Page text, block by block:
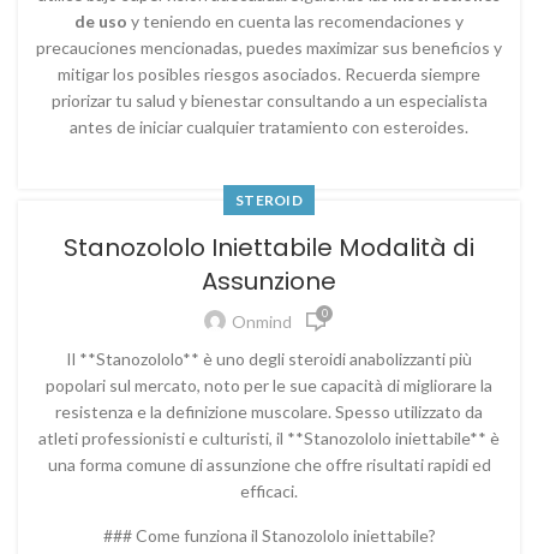
de uso y teniendo en cuenta las recomendaciones y
precauciones mencionadas, puedes maximizar sus beneficios y
mitigar los posibles riesgos asociados. Recuerda siempre
priorizar tu salud y bienestar consultando a un especialista
antes de iniciar cualquier tratamiento con esteroides.
STEROID
Stanozololo Iniettabile Modalità di
Assunzione
Onmind 0
Il **Stanozololo** è uno degli steroidi anabolizzanti più
popolari sul mercato, noto per le sue capacità di migliorare la
resistenza e la definizione muscolare. Spesso utilizzato da
atleti professionisti e culturisti, il **Stanozololo iniettabile** è
una forma comune di assunzione che offre risultati rapidi ed
efficaci.
### Come funziona il Stanozololo iniettabile?